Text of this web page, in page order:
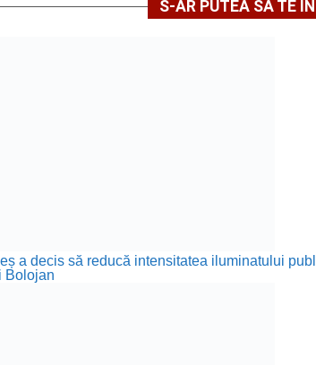
S-AR PUTEA SĂ TE
a decis să reducă intensitatea iluminatului
Bolojan